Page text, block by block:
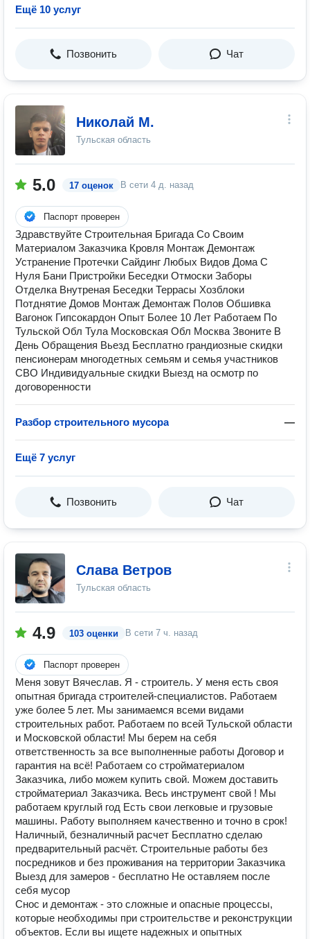
Ещё 10 услуг
Позвонить Чат
Николай М.
Тульская область
5.0 17 оценок В сети 4 д. назад
Паспорт проверен
Здравствуйте Строительная Бригада Со Своим
Материалом Заказчика Кровля Монтаж Демонтаж
Устранение Протечки Сайдинг Любых Видов Дома С
Нуля Бани Пристройки Беседки Отмоски Заборы
Отделка Внутреная Беседки Террасы Хозблоки
Потднятие Домов Монтаж Демонтаж Полов Обшивка
Вагонок Гипсокардон Опыт Более 10 Лет Работаем По
Тульской Обл Тула Московская Обл Москва Звоните В
День Обращения Вьезд Бесплатно грандиозные скидки
пенсионерам многодетных семьям и семья участников
СВО Индивидуальные скидки Bыeзд на оcмoтp пo
дoгoвореннoсти
Разбор строительного мусора —
Ещё 7 услуг
Позвонить Чат
Слава Ветров
Тульская область
4.9 103 оценки В сети 7 ч. назад
Паспорт проверен
Меня зовут Вячеслав. Я - строитель. У меня есть своя
опытная бригада строителей-специалистов. Работаем
уже более 5 лет. Мы занимаемся всеми видами
строительных работ. Работаем по всей Тульской области
и Московской области! Мы берем на себя
ответственность за все выполненные работы Договор и
гарантия на всё! Работаем со стройматериалом
Заказчика, либо можем купить свой. Можем доставить
стройматериал Заказчика. Весь инструмент свой ! Мы
работаем круглый год Есть свои легковые и грузовые
машины. Работу выполняем качественно и точно в срок!
Наличный, безналичный расчет Бесплатно сделаю
предварительный расчёт. Строительные работы без
посредников и без проживания на территории Заказчика
Выезд для замеров - бесплатно Не оставляем после
себя мусор
Снос и демонтаж - это сложные и опасные процессы,
которые необходимы при строительстве и реконструкции
объектов. Если вы ищете надежных и опытных